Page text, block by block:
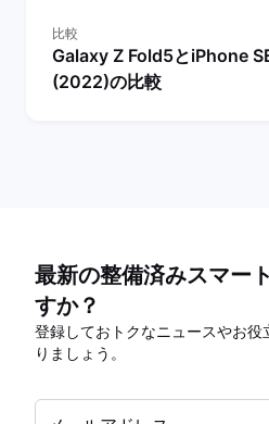
比較
Galaxy Z Fold5とiPhone
(2022)の比較
最新の整備済みスマー
すか？
登録しておトクなニュースやお役
りましょう。